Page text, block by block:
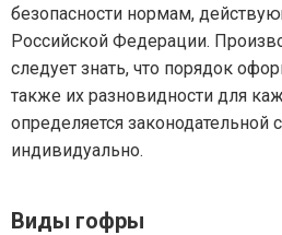
безопасности нормам,
Российской Федерации.
следует знать, что порядок
также их разновидности для
определяется законодательной
индивидуально.
Виды гофры